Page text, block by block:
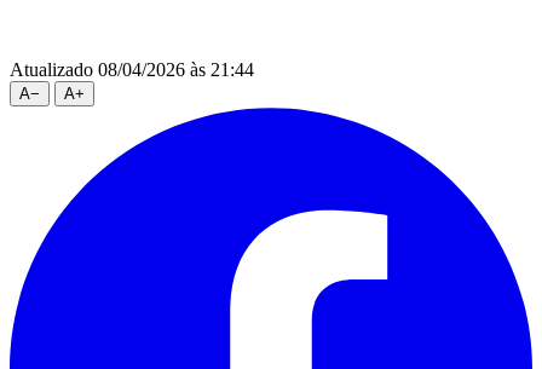
Atualizado 08/04/2026 às 21:44
A− A+